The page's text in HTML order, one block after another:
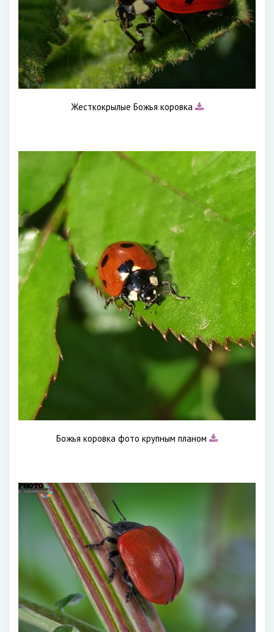
Жесткокрылые Божья коровка
Божья коровка фото крупным планом